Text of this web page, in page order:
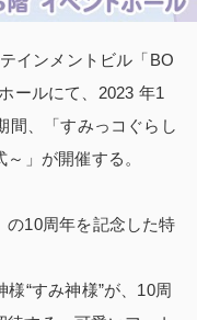
インメントビル「BO
ールにて、2023 年1
間、「すみっコぐらし
」が開催する。
の10周年を記念した特
“すみ神様”が、10周